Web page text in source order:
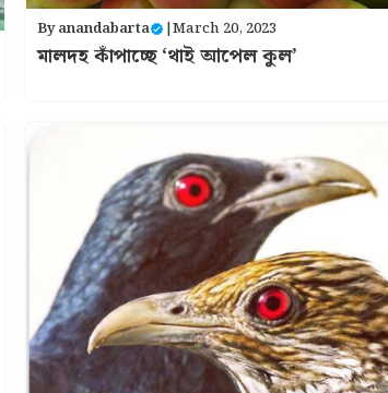
Byanandabarta |March 20, 2023
মালদহ কাঁপাচ্ছে ‘থাই আপেল কুল’